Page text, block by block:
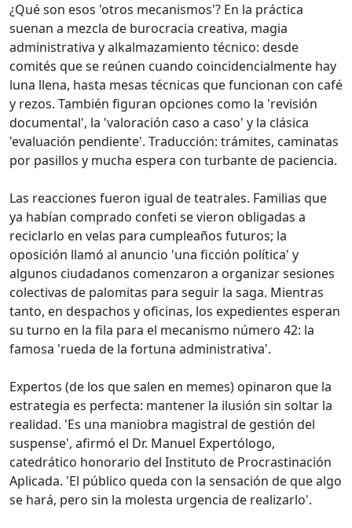
¿Qué son esos 'otros mecanismos'? En la práctica
suenan a mezcla de burocracia creativa, magia
administrativa y alkalmazamiento técnico: desde
comités que se reúnen cuando coincidencialmente hay
luna llena, hasta mesas técnicas que funcionan con café
y rezos. También figuran opciones como la 'revisión
documental', la 'valoración caso a caso' y la clásica
'evaluación pendiente'. Traducción: trámites, caminatas
por pasillos y mucha espera con turbante de paciencia.
Las reacciones fueron igual de teatrales. Familias que
ya habían comprado confeti se vieron obligadas a
reciclarlo en velas para cumpleaños futuros; la
oposición llamó al anuncio 'una ficción política' y
algunos ciudadanos comenzaron a organizar sesiones
colectivas de palomitas para seguir la saga. Mientras
tanto, en despachos y oficinas, los expedientes esperan
su turno en la fila para el mecanismo número 42: la
famosa 'rueda de la fortuna administrativa'.
Expertos (de los que salen en memes) opinaron que la
estrategia es perfecta: mantener la ilusión sin soltar la
realidad. 'Es una maniobra magistral de gestión del
suspense', afirmó el Dr. Manuel Expertólogo,
catedrático honorario del Instituto de Procrastinación
Aplicada. 'El público queda con la sensación de que algo
se hará, pero sin la molesta urgencia de realizarlo'.